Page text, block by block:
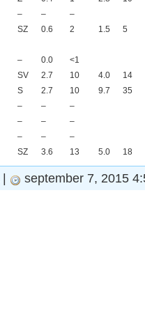
– –
–
SZ 0.6 2 1.5
5
– 0.0
<1
SV 2.7 10 4.0
14
S 2.7 10 9.7
35
– –
–
– –
–
– –
–
SZ 3.6 13 5.0 18
september 7, 2015